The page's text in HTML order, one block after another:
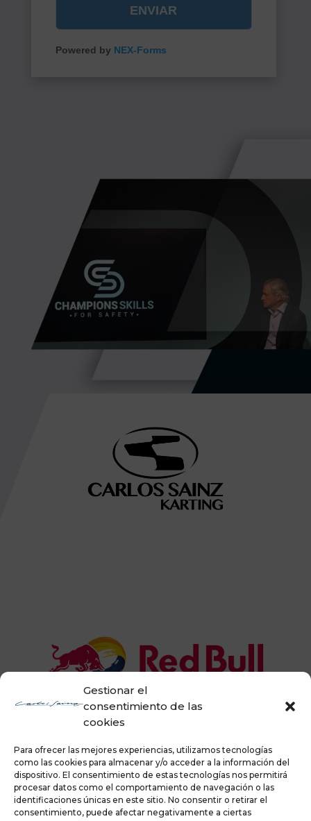
Gestionar el
consentimiento de las
cookies
Para ofrecer las mejores experiencias, utilizamos tecnologías
como las cookies para almacenar y/o acceder a la información del
dispositivo. El consentimiento de estas tecnologías nos permitirá
procesar datos como el comportamiento de navegación o las
identificaciones únicas en este sitio. No consentir o retirar el
consentimiento, puede afectar negativamente a ciertas
ENVIAR
Powered by NEX-Forms